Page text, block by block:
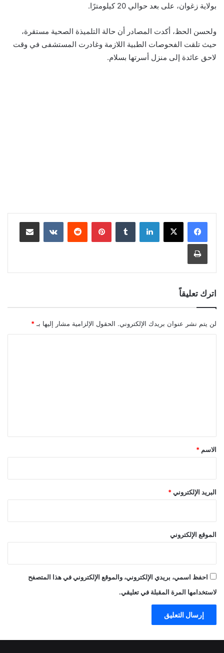
بولاية زغوان، على بعد حوالي 20 كيلومترًا.
ولحسن الحظ، أكدت المصادر أن حالة التلميذة الصحية مستقرة،
حيث تلقت الفحوصات الطبية اللازمة وغادرت المستشفى في وقت
لاحق عائدة إلى منزل أسرتها بسلام.
لينكدإن بينتيريست مشاركة عبر البريد
طباعة
اترك تعليقاً
لن يتم نشر عنوان بريدك الإلكتروني. الحقول الإلزامية مشار إليها بـ *
*
الاسم *
البريد الإلكتروني *
الموقع الإلكتروني
احفظ اسمي، بريدي الإلكتروني، والموقع الإلكتروني في هذا المتصفح
لاستخدامها المرة المقبلة في تعليقي.